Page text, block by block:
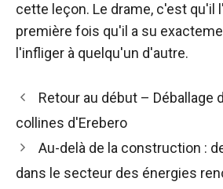
cette leçon. Le drame, c'est qu'il
première fois qu'il a su
l'infliger à quelqu'un d'autre.
Navigation
des
Retour au début – Déballage
collines d'Erebero
Au-delà de la construction :
dans le secteur des énergies